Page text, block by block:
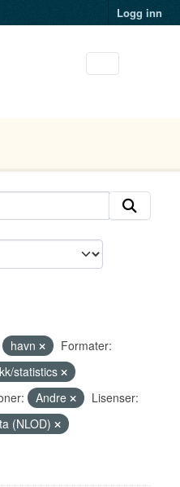
Logg inn
havn
Formater:
statistics
Andre
Lisenser:
(NLOD)